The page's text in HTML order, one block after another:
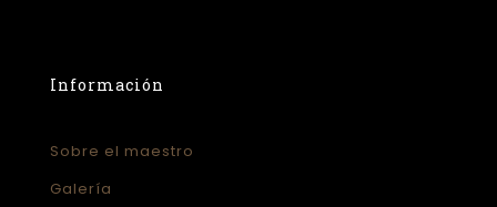
Información
Sobre el maestro
Galería